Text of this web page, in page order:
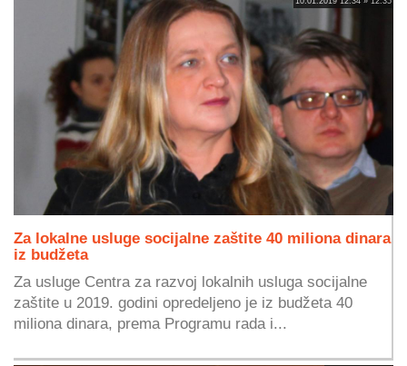
Za lokalne usluge socijalne zaštite 40 miliona dinara
iz budžeta
Za usluge Centra za razvoj lokalnih usluga socijalne
zaštite u 2019. godini opredeljeno je iz budžeta 40
miliona dinara, prema Programu rada i...